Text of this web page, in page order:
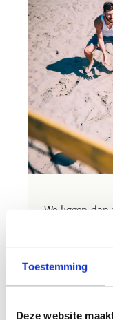
Toestemming
Deze website
We liggen
hebben we
perfect
zoals